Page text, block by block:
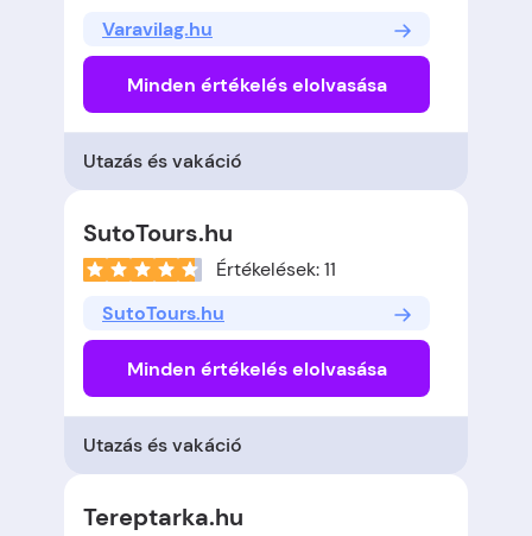
Varavilag.hu
Minden értékelés elolvasása
Utazás és vakáció
SutoTours.hu
Értékelések: 11
SutoTours.hu
Minden értékelés elolvasása
Utazás és vakáció
Tereptarka.hu